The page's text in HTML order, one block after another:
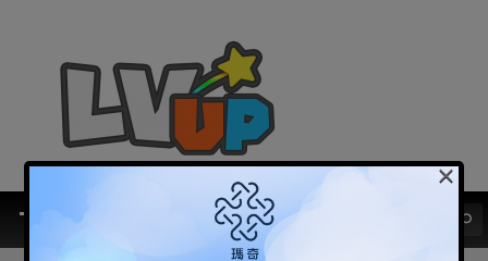
×